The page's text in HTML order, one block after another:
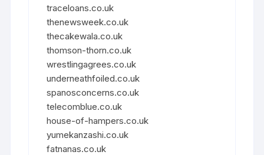
traceloans.co.uk
thenewsweek.co.uk
thecakewala.co.uk
thomson-thorn.co.uk
wrestlingagrees.co.uk
underneathfoiled.co.uk
spanosconcerns.co.uk
telecomblue.co.uk
house-of-hampers.co.uk
yumekanzashi.co.uk
fatnanas.co.uk